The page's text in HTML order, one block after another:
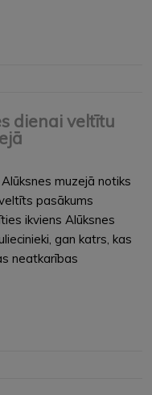
dienai veltītu
muzejā notiks
pasākums
ikviens Alūksnes
gan katrs, kas
neatkarības